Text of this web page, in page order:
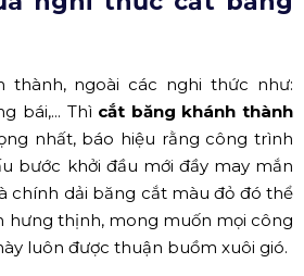
thành, ngoài các nghi thức như:
bái,... Thì cắt băng khánh thành
nhất, báo hiệu rằng công trình
bước khởi đầu mới đầy may mắn
chính dải băng cắt màu đỏ đó thể
hưng thịnh, mong muốn mọi công
luôn được thuận buồm xuôi gió.